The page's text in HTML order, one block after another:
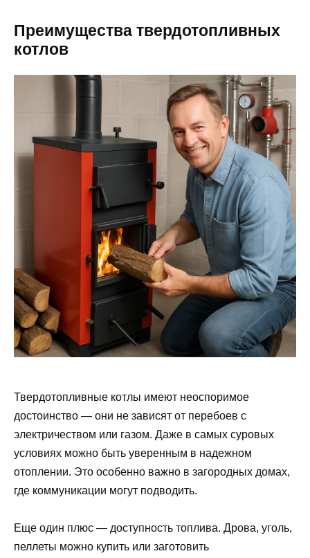
Преимущества твердотопливных
котлов
Твердотопливные котлы имеют неоспоримое
достоинство — они не зависят от перебоев с
электричеством или газом. Даже в самых суровых
условиях можно быть уверенным в надежном
отоплении. Это особенно важно в загородных домах,
где коммуникации могут подводить.
Еще один плюс — доступность топлива. Дрова, уголь,
пеллеты можно купить или заготовить